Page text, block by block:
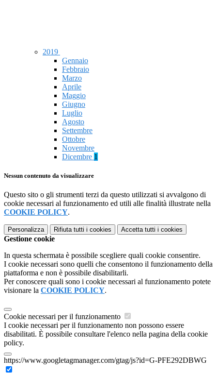
2019
Gennaio
Febbraio
Marzo
Aprile
Maggio
Giugno
Luglio
Agosto
Settembre
Ottobre
Novembre
Dicembre 1
Nessun contenuto da visualizzare
Questo sito o gli strumenti terzi da questo utilizzati si avvalgono di
cookie necessari al funzionamento ed utili alle finalità illustrate nella
COOKIE POLICY.
Personalizza Rifiuta tutti i cookies Accetta tutti i cookies
Gestione cookie
In questa schermata è possibile scegliere quali cookie consentire.
I cookie necessari sono quelli che consentono il funzionamento della
piattaforma e non è possibile disabilitarli.
Per conoscere quali sono i cookie necessari al funzionamento potete
visionare la COOKIE POLICY.
Cookie necessari per il funzionamento
I cookie necessari per il funzionamento non possono essere
disabilitati. È possibile consultare l'elenco nella pagina della cookie
policy.
https://www.googletagmanager.com/gtag/js?id=G-PFE292DBWG